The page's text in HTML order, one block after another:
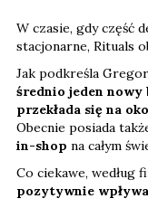
W czasie, gdy część
stacjonarne, Rituals
Jak podkreśla
średnio jeden nowy
przekłada się na
Obecnie posiada
in-shop na całym
Co ciekawe, według
pozytywnie